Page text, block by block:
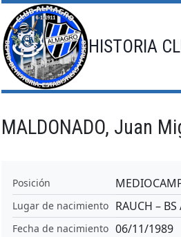
Saltar
al
contenido
HISTORIA
MALDONADO, Juan
Posición
Lugar de nacimiento RAUCH – BS
Fecha de nacimiento 06/11/1989